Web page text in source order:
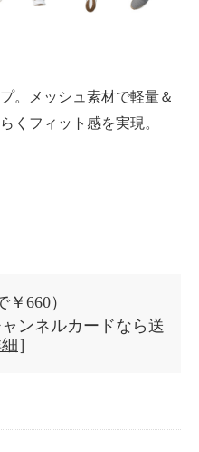
。メッシュ素材で軽量＆
くフィット感を実現。
￥660）
ンネルカードなら送
］